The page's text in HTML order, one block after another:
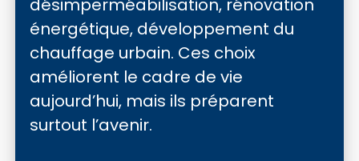
désimperméabilisation, rénovation
énergétique, développement du
chauffage urbain. Ces choix
améliorent le cadre de vie
aujourd’hui, mais ils préparent
surtout l’avenir.